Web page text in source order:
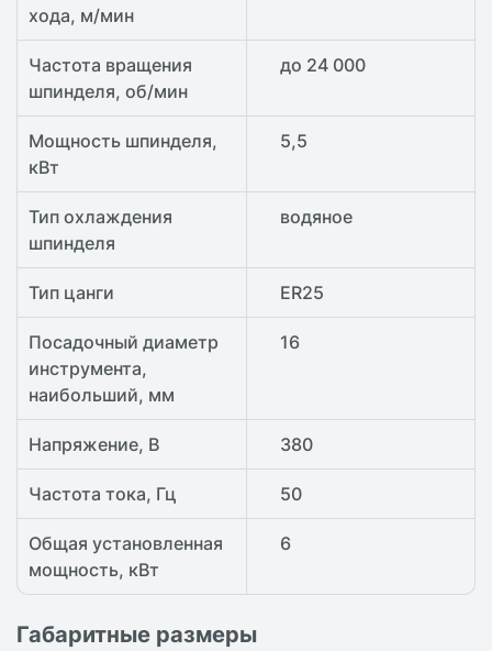
хода, м/мин
Частота вращения
шпинделя, об/мин
до 24 000
Мощность шпинделя,
кВт
5,5
Тип охлаждения
шпинделя
водяное
Тип цанги ER25
Посадочный диаметр
инструмента,
наибольший, мм
16
Напряжение, В 380
Частота тока, Гц 50
Общая установленная
мощность, кВт
6
Габаритные размеры